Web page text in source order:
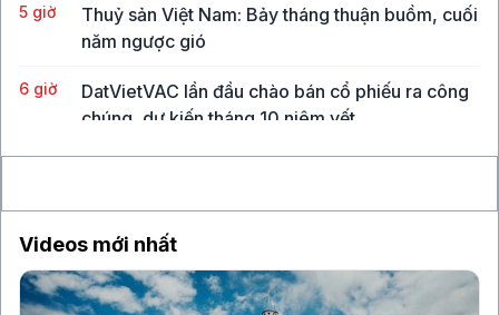
5 giờ
Thuỷ sản Việt Nam: Bảy tháng thuận buồm, cuối
năm ngược gió
6 giờ
DatVietVAC lần đầu chào bán cổ phiếu ra công
chúng, dự kiến tháng 10 niêm yết
Videos mới nhất